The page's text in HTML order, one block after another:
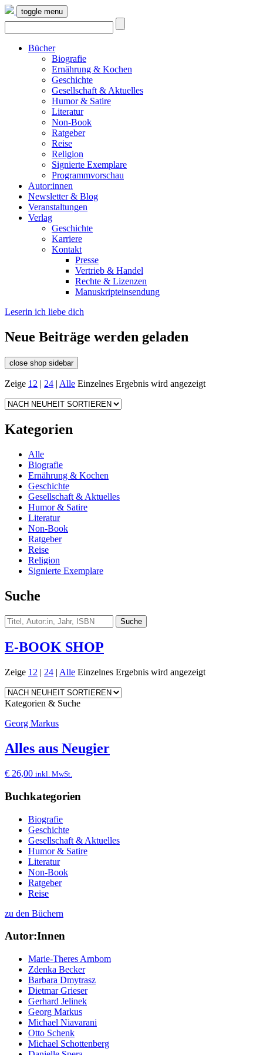
toggle menu
Bücher
Biografie
Ernährung & Kochen
Geschichte
Gesellschaft & Aktuelles
Humor & Satire
Literatur
Non-Book
Ratgeber
Reise
Religion
Signierte Exemplare
Programmvorschau
Autor:innen
Newsletter & Blog
Veranstaltungen
Verlag
Geschichte
Karriere
Kontakt
Presse
Vertrieb & Handel
Rechte & Lizenzen
Manuskripteinsendung
Leserin ich liebe dich
Neue Beiträge werden geladen
close shop sidebar
Zeige 12 | 24 | Alle Einzelnes Ergebnis wird angezeigt
Kategorien
Alle
Biografie
Ernährung & Kochen
Geschichte
Gesellschaft & Aktuelles
Humor & Satire
Literatur
Non-Book
Ratgeber
Reise
Religion
Signierte Exemplare
Suche
E-BOOK SHOP
Zeige 12 | 24 | Alle Einzelnes Ergebnis wird angezeigt
Kategorien & Suche
Georg Markus
Alles aus Neugier
€ 26,00 inkl. MwSt.
Buchkategorien
Biografie
Geschichte
Gesellschaft & Aktuelles
Humor & Satire
Literatur
Non-Book
Ratgeber
Reise
zu den Büchern
Autor:Innen
Marie-Theres Arnbom
Zdenka Becker
Barbara Dmytrasz
Dietmar Grieser
Gerhard Jelinek
Georg Markus
Michael Niavarani
Otto Schenk
Michael Schottenberg